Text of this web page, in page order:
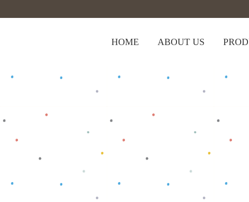
HOME ABOUT US
Shop> , Tops>